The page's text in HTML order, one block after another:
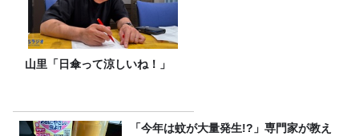
山里「日傘って涼しいね！」
「今年は蚊が大量発生!?」専門家が教え